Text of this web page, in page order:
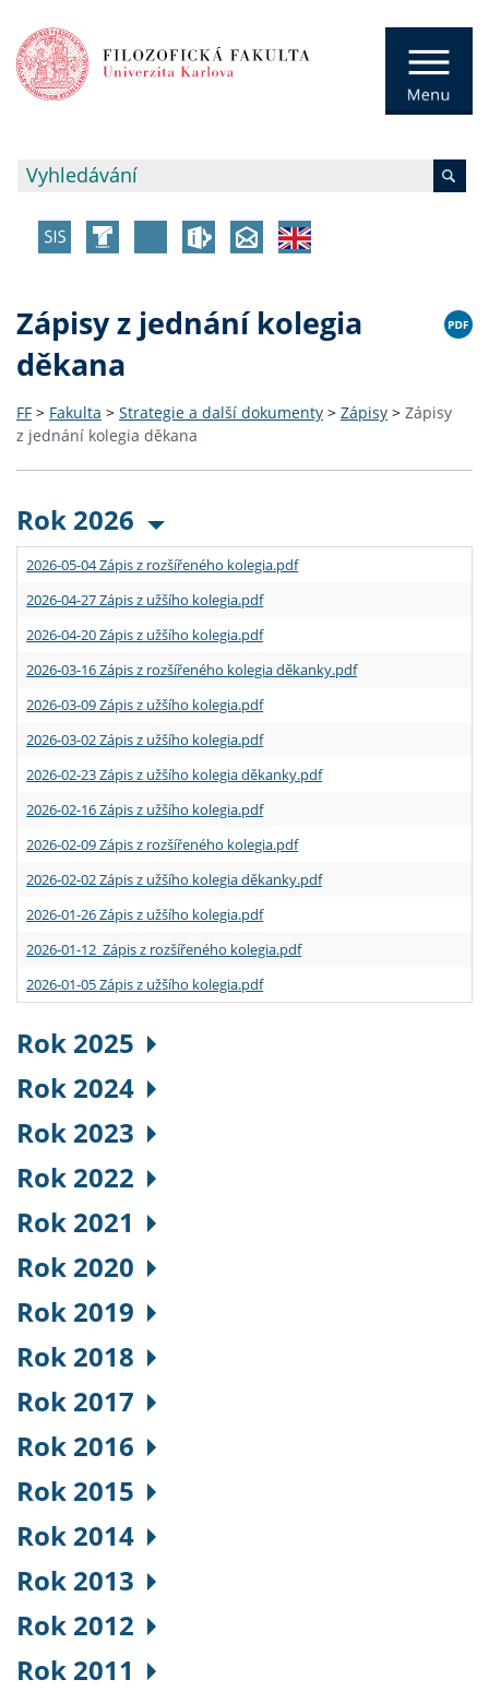
Zápisy z jednání kolegia
děkana
FF > Fakulta > Strategie a další dokumenty > Zápisy > Zápisy
z jednání kolegia děkana
Rok 2026
2026-05-04 Zápis z rozšířeného kolegia.pdf
2026-04-27 Zápis z užšího kolegia.pdf
2026-04-20 Zápis z užšího kolegia.pdf
2026-03-16 Zápis z rozšířeného kolegia děkanky.pdf
2026-03-09 Zápis z užšího kolegia.pdf
2026-03-02 Zápis z užšího kolegia.pdf
2026-02-23 Zápis z užšího kolegia děkanky.pdf
2026-02-16 Zápis z užšího kolegia.pdf
2026-02-09 Zápis z rozšířeného kolegia.pdf
2026-02-02 Zápis z užšího kolegia děkanky.pdf
2026-01-26 Zápis z užšího kolegia.pdf
2026-01-12 Zápis z rozšířeného kolegia.pdf
2026-01-05 Zápis z užšího kolegia.pdf
Rok 2025
Rok 2024
Rok 2023
Rok 2022
Rok 2021
Rok 2020
Rok 2019
Rok 2018
Rok 2017
Rok 2016
Rok 2015
Rok 2014
Rok 2013
Rok 2012
Rok 2011